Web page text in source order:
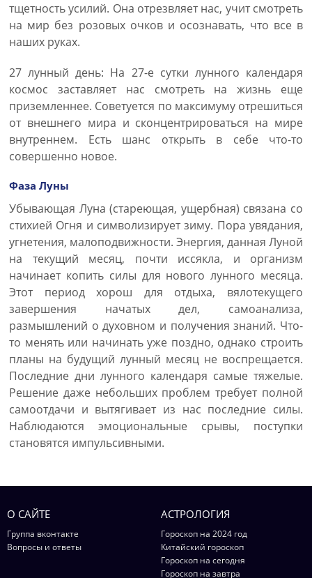
тщетность усилий. Она отрезвляет нас, учит смотреть
на мир без розовых очков и осознавать, что все в
наших руках.
27 лунный день: На 27-е сутки лунного календаря
космос заставляет нас смотреть на жизнь еще
приземленнее. Советуется по максимуму отрешиться
от внешнего мира и сконцентрироваться на мире
внутреннем. Есть шанс открыть в себе что-то
совершенно новое.
Фаза Луны
Убывающая Луна (стареющая, ущербная) связана со
стихией Огня и символизирует зиму. Пора увядания,
угнетения, малоподвижности. Энергия, данная Луной
на текущий месяц, почти иссякла, и организм
начинает копить силы для нового лунного месяца.
Этот период хорош для отдыха, вялотекущего
завершения начатых дел, самоанализа,
размышлений о духовном и получения знаний. Что-
то менять или начинать уже поздно, однако строить
планы на будущий лунный месяц не воспрещается.
Последние дни лунного календаря самые тяжелые.
Решение даже небольших проблем требует полной
самоотдачи и вытягивает из нас последние силы.
Наблюдаются эмоциональные срывы, поступки
становятся импульсивными.
О САЙТЕ
Группа вконтакте
Вопросы и ответы
АСТРОЛОГИЯ
Гороскоп на 2024 год
Китайский гороскоп
Гороскоп на сегодня
Гороскоп на завтра